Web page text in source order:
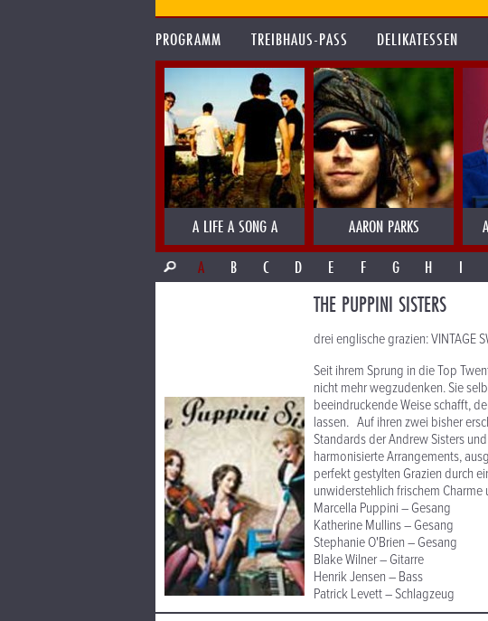
PROGRAMM TREIBHAUS-PASS DELIKATESSEN
A LIFE A SONG A AARON PARKS
A
B C D E F G H I
THE PUPPINI SISTERS
drei englische grazien: VINTAGE
Seit ihrem Sprung in die Top
nicht mehr wegzudenken. Sie
beeindruckende Weise schafft,
lassen. Auf ihren zwei bisher
Standards der Andrew Sisters
harmonisierte Arrangements,
perfekt gestylten Grazien durch
unwiderstehlich frischem
Marcella Puppini – Gesang
Katherine Mullins – Gesang
Stephanie O'Brien – Gesang
Blake Wilner – Gitarre
Henrik Jensen – Bass
Patrick Levett – Schlagzeug